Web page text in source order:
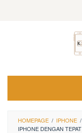
HOMEPAGE / IPHONE /
IPHONE DENGAN TEPAT